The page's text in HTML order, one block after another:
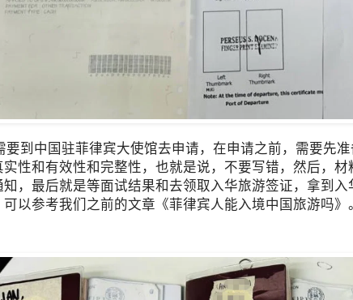
到中国驻菲律宾大使馆去申请，在申请之前，需要先
性和有效性和完整性，也就是说，不要写错，然后，
，最后就是等面试结果和去领取入华旅游签证，拿到
以参考我们之前的文章《菲律宾人能入境中国旅游吗》